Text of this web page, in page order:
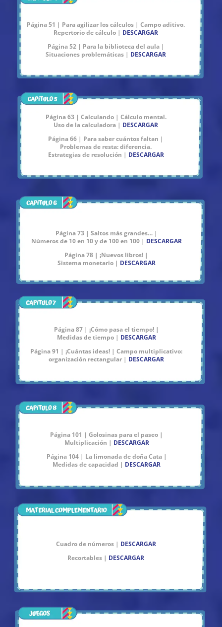
Página 51 | Para agilizar los cálculos | Campo aditivo.
Repertorio de cálculo | DESCARGAR
Página 52 | Para la biblioteca del aula |
Situaciones problemáticas | DESCARGAR
Página 63 | Calculando | Cálculo mental.
Uso de la calculadora | DESCARGAR
Página 66 | Para saber cuántos faltan |
Problemas de resta: diferencia.
Estrategias de resolución | DESCARGAR
Página 73 | Saltos más grandes… |
Números de 10 en 10 y de 100 en 100 | DESCARGAR
Página 78 | ¡Nuevos libros! |
Sistema monetario | DESCARGAR
Página 87 | ¡Cómo pasa el tiempo! |
Medidas de tiempo | DESCARGAR
Página 91 | ¡Cuántas ideas! | Campo multiplicativo:
organización rectangular | DESCARGAR
Página 101 | Golosinas para el paseo |
Multiplicación | DESCARGAR
Página 104 | La limonada de doña Cata |
Medidas de capacidad | DESCARGAR
Cuadro de números | DESCARGAR
Recortables | DESCARGAR